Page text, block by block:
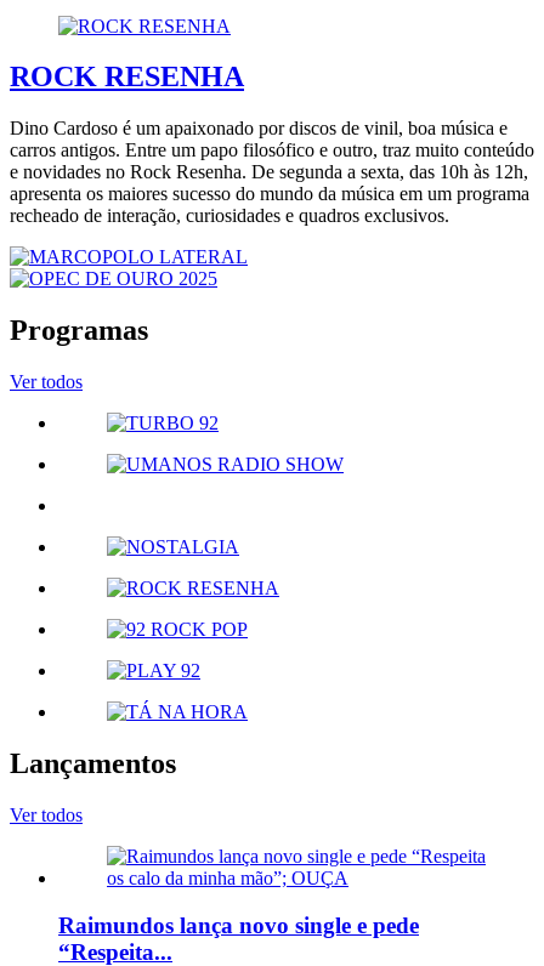
ROCK RESENHA
Dino Cardoso é um apaixonado por discos de vinil, boa música e
carros antigos. Entre um papo filosófico e outro, traz muito conteúdo
e novidades no Rock Resenha. De segunda a sexta, das 10h às 12h,
apresenta os maiores sucesso do mundo da música em um programa
recheado de interação, curiosidades e quadros exclusivos.
Programas
Ver todos
Lançamentos
Ver todos
Raimundos lança novo single e pede
“Respeita...